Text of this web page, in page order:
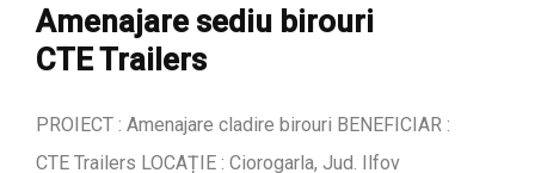
Amenajare sediu birouri
CTE Trailers
PROIECT : Amenajare cladire birouri BENEFICIAR :
CTE Trailers LOCAȚIE : Ciorogarla, Jud. Ilfov